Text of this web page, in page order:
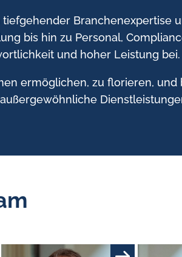
Branchenexpertise
bis hin zu Personal,
und hoher Leistung bei.
ermöglichen, zu florieren, und